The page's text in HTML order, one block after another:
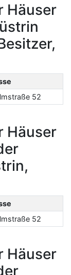
Häuser
52
Häuser
52
Häuser